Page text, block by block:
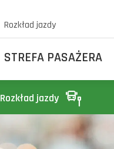
Rozkład jazdy
STREFA PASAŻERA
Rozkład jazdy